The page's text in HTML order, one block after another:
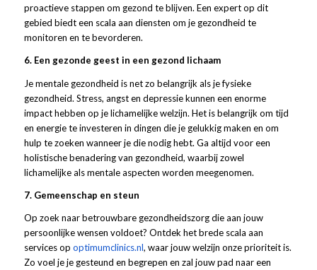
proactieve stappen om gezond te blijven. Een expert op dit
gebied biedt een scala aan diensten om je gezondheid te
monitoren en te bevorderen.
6. Een gezonde geest in een gezond lichaam
Je mentale gezondheid is net zo belangrijk als je fysieke
gezondheid. Stress, angst en depressie kunnen een enorme
impact hebben op je lichamelijke welzijn. Het is belangrijk om tijd
en energie te investeren in dingen die je gelukkig maken en om
hulp te zoeken wanneer je die nodig hebt. Ga altijd voor een
holistische benadering van gezondheid, waarbij zowel
lichamelijke als mentale aspecten worden meegenomen.
7. Gemeenschap en steun
Op zoek naar betrouwbare gezondheidszorg die aan jouw
persoonlijke wensen voldoet? Ontdek het brede scala aan
services op optimumclinics.nl, waar jouw welzijn onze prioriteit is.
Zo voel je je gesteund en begrepen en zal jouw pad naar een